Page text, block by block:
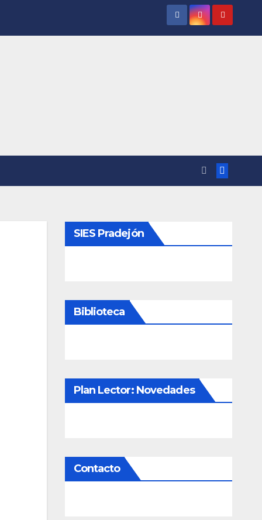
SIES Pradejón
Biblioteca
Plan Lector: Novedades
Contacto